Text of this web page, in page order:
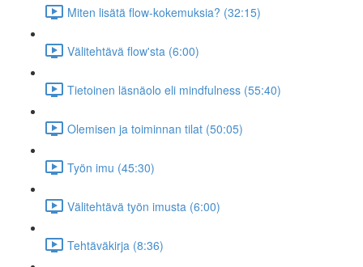
Miten lisätä flow-kokemuksia? (32:15)
Välitehtävä flow'sta (6:00)
Tietoinen läsnäolo eli mindfulness (55:40)
Olemisen ja toiminnan tilat (50:05)
Työn imu (45:30)
Välitehtävä työn imusta (6:00)
Tehtäväkirja (8:36)